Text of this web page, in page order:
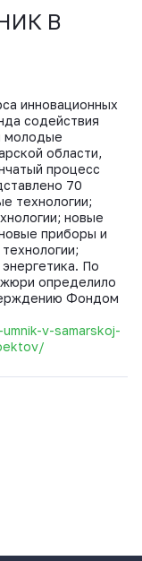
В
инновационных
содействия
молодые
области,
процесс
70
технологии;
новые
приборы и
По
жюри определило
Фондом
v-samarskoj-